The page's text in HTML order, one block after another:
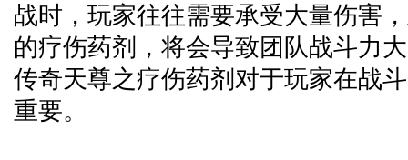
战时，玩家往往需要承受大量伤害
的疗伤药剂，将会导致团队战斗力
传奇天尊之疗伤药剂对于玩家在战
重要。